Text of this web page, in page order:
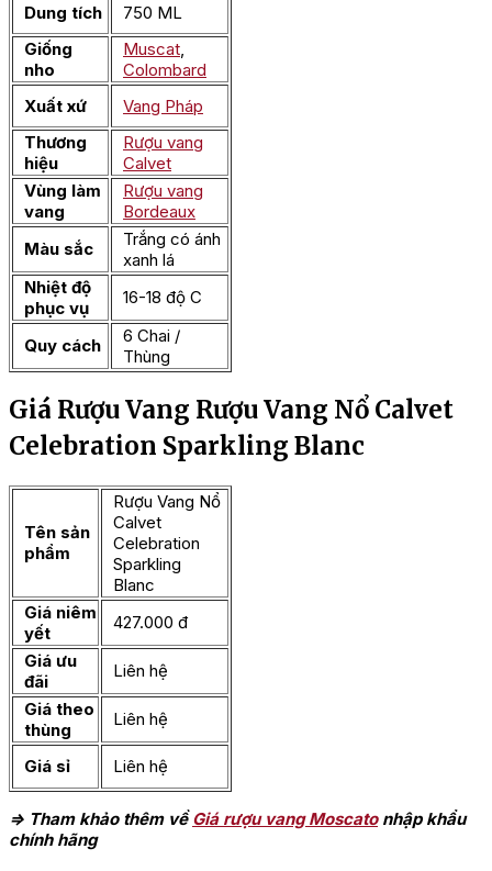
Dung tích
750 ML
Giống
nho
Muscat
Colombard
Xuất xứ
Vang Pháp
Thương
hiệu
Rượu vang
Calvet
Vùng làm
vang
Rượu vang
Bordeaux
Màu sắc
Trắng có ánh
xanh lá
Nhiệt độ
phục vụ
16-18 độ C
Quy cách
6 Chai /
Thùng
Giá Rượu Vang Rượu Vang Nổ Calvet
Celebration Sparkling Blanc
Tên sản
phẩm
Rượu Vang Nổ
Calvet
Celebration
Sparkling
Blanc
Giá niêm
yết
427.000 đ
Giá ưu
đãi
Liên hệ
Giá theo
thùng
Liên hệ
Giá sỉ Liên hệ
=> Tham khảo thêm vềGiá rượu vang Moscatonhập khẩu
chính hãng